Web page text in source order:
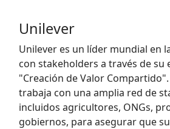
Unilever
Unilever es un líder mundial en
con stakeholders a través de su
"Creación de Valor
trabaja con una amplia red de
incluidos agricultores, ONGs,
gobiernos, para asegurar que